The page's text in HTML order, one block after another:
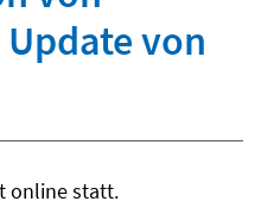
von
online statt.